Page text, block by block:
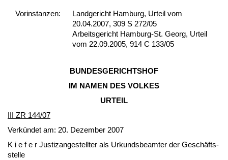
Vor­ins­tan­zen:
Landgericht Hamburg, Urteil vom
20.04.2007, 309 S 272/05
Arbeitsgericht Hamburg-St. Georg, Urteil
vom 22.09.2005, 914 C 133/05
BUN­DES­GERICH­TSHOF
IM NA­MEN DES VOL­KES
UR­TEIL
III ZR 144/07
Verkündet am: 20. De­zem­ber 2007
K i e f e r Jus­tiz­an­ge­stell­ter als Ur­kunds­be­am­ter der Geschäfts­
stel­le